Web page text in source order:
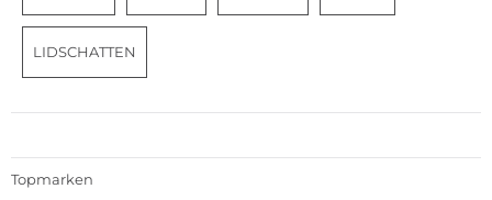
LIDSCHATTEN
Topmarken